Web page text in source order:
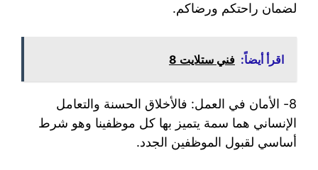
لضمان راحتكم ورضاكم.
اقرأ أيضاً: فني ستلايت 8
8- الأمان في العمل: فالأخلاق الحسنة والتعامل
الإنساني هما سمة يتميز بها كل موظفينا وهو شرط
أساسي لقبول الموظفين الجدد.